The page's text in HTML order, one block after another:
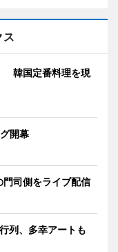
ス
韓国定番料理を現
開幕
司側をライブ配信
列、多幸アートも